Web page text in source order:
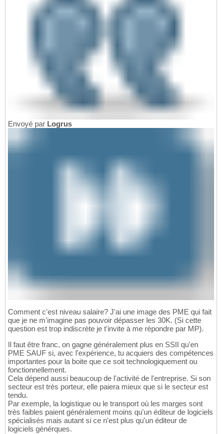
Envoyé par Logrus
Comment c'est niveau salaire? J'ai une image des PME qui fait
que je ne m'imagine pas pouvoir dépasser les 30K. (Si cette
question est trop indiscrète je t'invite à me répondre par MP).
Il faut être franc, on gagne généralement plus en SSII qu'en
PME SAUF si, avec l'expérience, tu acquiers des compétences
importantes pour la boite que ce soit technologiquement ou
fonctionnellement.
Cela dépend aussi beaucoup de l'activité de l'entreprise. Si son
secteur est très porteur, elle paiera mieux que si le secteur est
tendu.
Par exemple, la logistique ou le transport où les marges sont
très faibles paient généralement moins qu'un éditeur de logiciels
spécialisés mais autant si ce n'est plus qu'un éditeur de
logiciels générques.